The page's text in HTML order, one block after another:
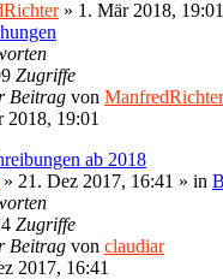
» 1. Mär 2018, 19:01
Zugriffe
Beitrag von ManfredRichter
2018, 19:01
ab 2018
» 21. Dez 2017, 16:41 » in
Zugriffe
Beitrag von claudiar
2017, 16:41